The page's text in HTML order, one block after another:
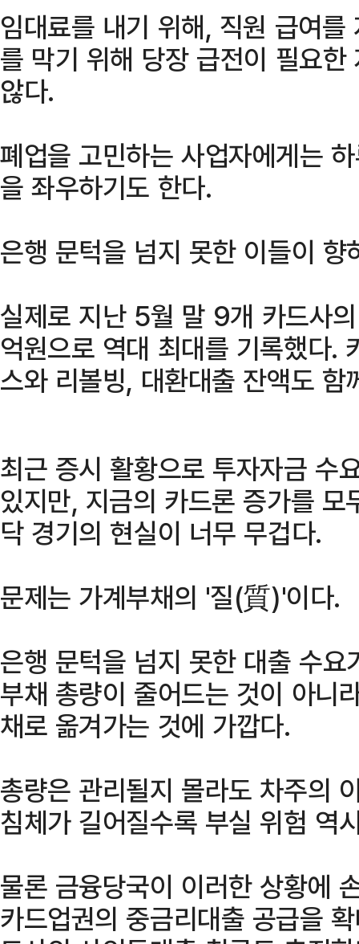
임대료를 내기 위해, 직원 급여
를 막기 위해 당장 급전이 필요
않다.
폐업을 고민하는 사업자에게는
을 좌우하기도 한다.
은행 문턱을 넘지 못한 이들이
실제로 지난 5월 말 9개 카드사
억원으로 역대 최대를 기록했다.
스와 리볼빙, 대환대출 잔액도 함
최근 증시 활황으로 투자자금 수
있지만, 지금의 카드론 증가를
닥 경기의 현실이 너무 무겁다.
문제는 가계부채의 '질(質)'이다.
은행 문턱을 넘지 못한 대출 수
부채 총량이 줄어드는 것이 아니
채로 옮겨가는 것에 가깝다.
총량은 관리될지 몰라도 차주의
침체가 길어질수록 부실 위험 역
물론 금융당국이 이러한 상황에
카드업권의 중금리대출 공급을